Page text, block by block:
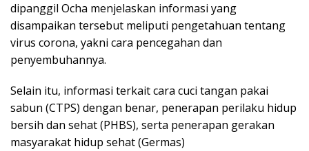
dipanggil Ocha menjelaskan informasi yang
disampaikan tersebut meliputi pengetahuan tentang
virus corona, yakni cara pencegahan dan
penyembuhannya.
Selain itu, informasi terkait cara cuci tangan pakai
sabun (CTPS) dengan benar, penerapan perilaku hidup
bersih dan sehat (PHBS), serta penerapan gerakan
masyarakat hidup sehat (Germas)